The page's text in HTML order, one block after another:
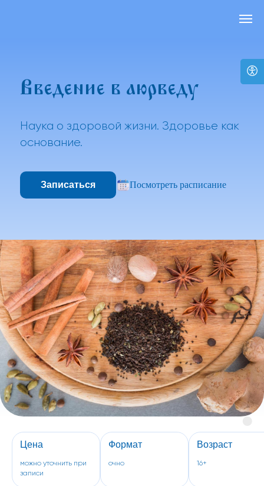
Введение в аюрведу
Наука о здоровой жизни. Здоровье как
основание.
Записаться Посмотреть расписание
Цена
можно уточнить при
записи
Формат
очно
Возраст
16+